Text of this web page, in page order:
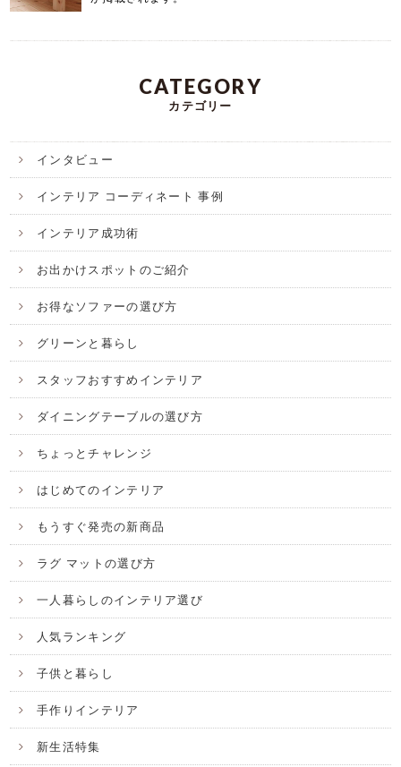
CATEGORY
カテゴリー
インタビュー
インテリア コーディネート 事例
インテリア成功術
お出かけスポットのご紹介
お得なソファーの選び方
グリーンと暮らし
スタッフおすすめインテリア
ダイニングテーブルの選び方
ちょっとチャレンジ
はじめてのインテリア
もうすぐ発売の新商品
ラグ マットの選び方
一人暮らしのインテリア選び
人気ランキング
子供と暮らし
手作りインテリア
新生活特集